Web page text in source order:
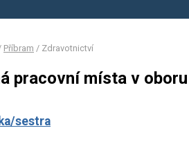
Příbram / Zdravotnictví
pracovní místa v
sestra